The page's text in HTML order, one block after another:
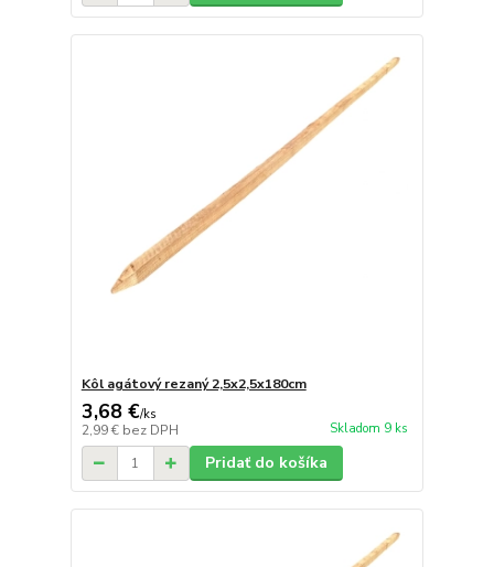
Kôl agátový rezaný 2,5x2,5x180cm
3,68 €/ks
2,99 € bez DPH Skladom 9 ks
Pridať do košíka